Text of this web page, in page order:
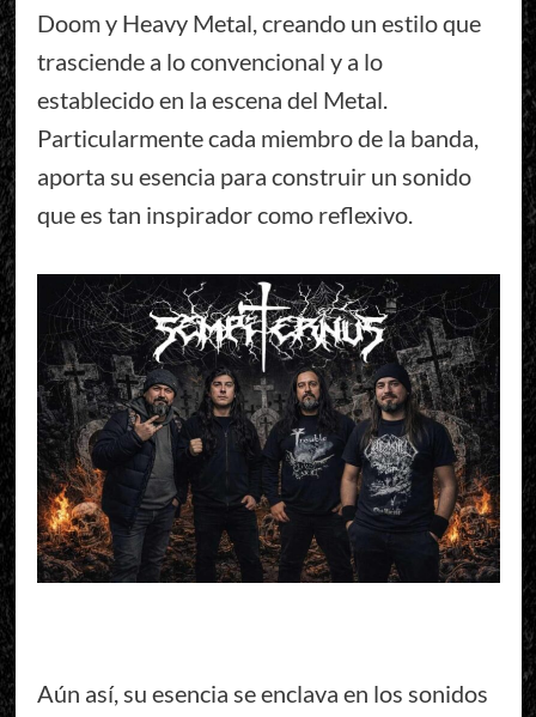
Doom y Heavy Metal, creando un estilo que
trasciende a lo convencional y a lo
establecido en la escena del Metal.
Particularmente cada miembro de la banda,
aporta su esencia para construir un sonido
que es tan inspirador como reflexivo.
Aún así, su esencia se enclava en los sonidos